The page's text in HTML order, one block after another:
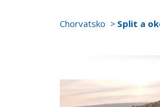
Chorvatsko Split a